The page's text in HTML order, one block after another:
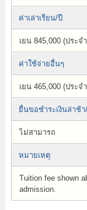
ค่าเล่าเรียน/ปี
เยน 845,000 (ประจ
ค่าใช้จ่ายอื่นๆ
เยน 465,000 (ประจ
ยื่นขอชำระเงินล่าช้
ไม่สามารถ
หมายเหตุ
Tuition fee shown
admission.